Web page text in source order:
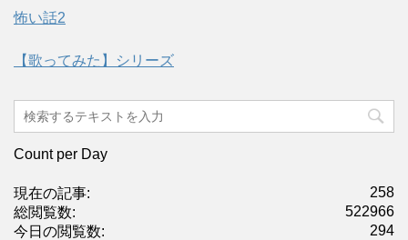
怖い話2
【歌ってみた】シリーズ
Count per Day
258
現在の記事:
522966
総閲覧数:
294
今日の閲覧数: